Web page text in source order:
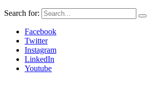
Search for:
Facebook
Twitter
Instagram
LinkedIn
Youtube